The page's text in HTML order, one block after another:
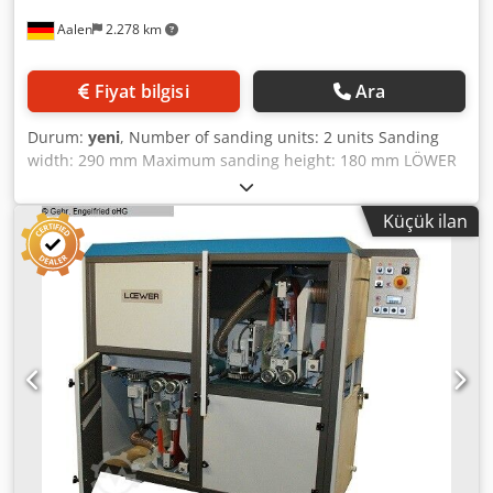
machine guarantees the best possible pre-sanding surface
allow for integration into production lines. - Infinitely
variable speed of discs, brushes, and feed via
rotation of discs and brushes, with different grit options
available. - Additional settings on brushes and discs for
optimal use of abrasive and to adjust sanding pressure on
surfaces. - Low operating costs thanks to replaceable
strips. - Low noise emissions due to fully enclosed machine
housing. Cedpfx Ageynnttjmorf - Completely enclosed
machine housing ensures a clean, low-dust, and protected
workspace. - Easy maintenance and setup. - Robust
machine bed made of steel tubing to guarantee maximum
rigidity, stability, and flatness. - All unit drives run on
linear ball bearing guides for high load capacity and
precision. - 2 separate powered feed belts, gear motors for
each belt 0.37 kW. - Above the units: upper pressure
rollers D 80 mm, rubber-coated, to hold the workpieces
securely during feed. - All units have extraction housings
Aalen 2.278 km
Fiyat bilgisi Ara
Durum: yeni, Number of sanding units: 2 units Sanding
width: 290 mm Maximum sanding height: 180 mm LÖWER
DoubleSander Solid DSM 3000 ----- Double-sided single-
piece wood sanding machine for sanding solid wood, e.g.,
window scantlings etc. Sturdy heavy-duty version with long
cast-iron tables, brushing and finishing units, and
conveyor belt feed. Suitable for heavy-duty continuous
operation, even with higher material removal rates. -
Offset arrangement of sanding and finishing units above
and below - Directly driven, rubber-coated sanding rollers
for slip-free power transmission - Combination sanding via
roller and pad for high material removal with a uniform
engagement zone - Maintenance-free, wear-free CERMET-
coated sanding shoes offering excellent thermal
conductivity and absolute dimensional stability - External
cooling of sanding zones for cooler sanding and longer
Küçük ilan